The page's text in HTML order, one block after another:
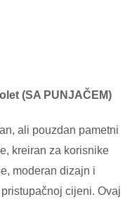
(SA PUNJAČEM)
ali pouzdan pametni
kreiran za korisnike
moderan dizajn i
cijeni. Ovaj